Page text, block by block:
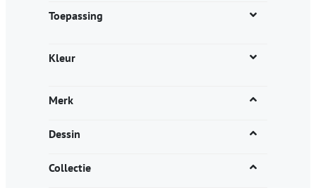
Toepassing
Kleur
Merk
Dessin
Collectie